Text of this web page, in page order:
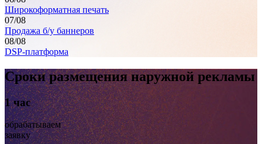
Широкоформатная печать
07/08
Продажа б/у баннеров
08/08
DSP-платформа
Сроки размещения наружной рекламы
1 час
обрабатываем
заявку